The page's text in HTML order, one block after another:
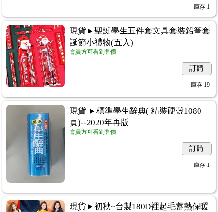
庫存 1
現貨►聖誕學生五件套文具套裝鉛筆套
誕節小禮物(五入)
會員方可看到售價
訂購
庫存 19
現貨 ►標準學生辭典( 精裝硬殼1080
頁)--2020年再版
會員方可看到售價
訂購
庫存 1
現貨►初秋~台製180D裡起毛蓄熱保暖